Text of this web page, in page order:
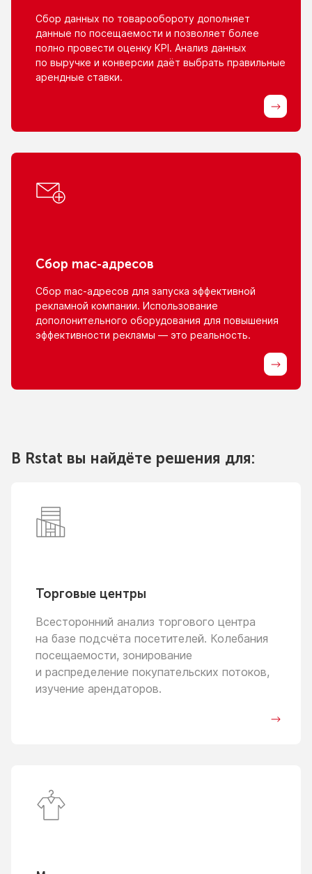
Сбор данных по товарообороту дополняет
данные по посещаемости и позволяет более
полно провести оценку KPI. Анализ данных
по выручке и конверсии даёт выбрать правильные
арендные ставки.
Сбор mac-адресов
Сбор mac-адресов для запуска эффективной
рекламной компании. Использование
дополонительного оборудования для повышения
эффективности рекламы — это реальность.
В Rstat вы найдёте решения для:
Торговые центры
Всесторонний анализ торгового центра
на базе подсчёта посетителей. Колебания
посещаемости, зонирование
и распределение покупательских потоков,
изучение арендаторов.